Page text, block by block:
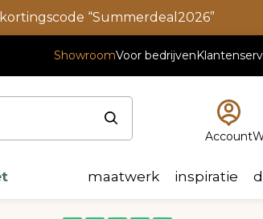
“Summerdeal2026”
ShowroomVoor bedrijven
Account
maatwerk inspiratie